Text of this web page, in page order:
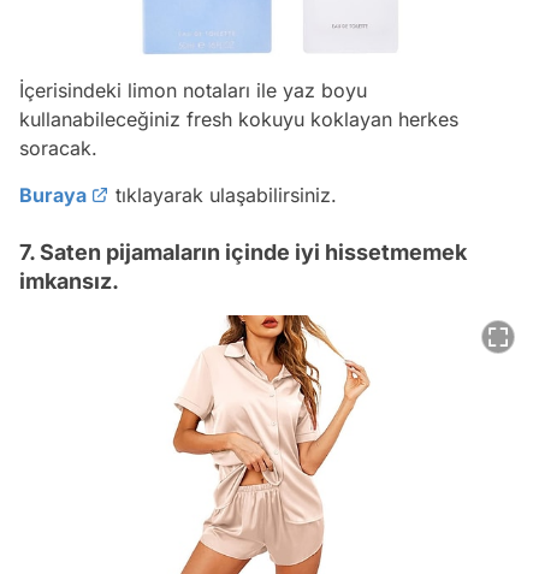
İçerisindeki limon notaları ile yaz boyu
kullanabileceğiniz fresh kokuyu koklayan herkes
soracak.
Buraya
tıklayarak ulaşabilirsiniz.
7. Saten pijamaların içinde iyi hissetmemek
imkansız.